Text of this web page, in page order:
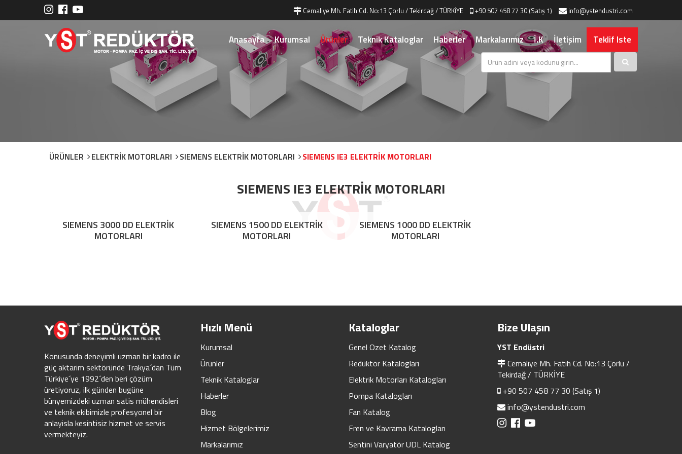
Cemaliye Mh. Fatih Cd. No:13 Çorlu / Tekirdağ / TÜRKİYE +90 507 458 77 30 (Satış 1) info@ystendustri.com
Anasayfa Kurumsal Ürünler Teknik Kataloglar Haberler Markalarımız İ.K İletişim Teklif Iste
ÜRÜNLER ELEKTRİK MOTORLARI SIEMENS ELEKTRİK MOTORLARI SIEMENS IE3 ELEKTRİK MOTORLARI
SIEMENS IE3 ELEKTRİK MOTORLARI
SIEMENS 3000 DD ELEKTRİK
MOTORLARI
SIEMENS 1500 DD ELEKTRİK
MOTORLARI
SIEMENS 1000 DD ELEKTRİK
MOTORLARI
Konusunda deneyimli uzman bir kadro ile
güç aktarim sektöründe Trakya´dan Tüm
Türkiye´ye 1992´den beri çözüm
üretiyoruz, ilk günden bugüne
bünyemizdeki uzman satis mühendisleri
ve teknik ekibimizle profesyonel bir
anlayisla kesintisiz hizmet ve servis
vermekteyiz.
Hızlı Menü
Kurumsal
Ürünler
Teknik Kataloglar
Haberler
Blog
Hizmet Bölgelerimiz
Markalarımız
Kataloglar
Genel Ozet Katalog
Redüktör Katalogları
Elektrik Motorları Katalogları
Pompa Katalogları
Fan Katalog
Fren ve Kavrama Katalogları
Sentini Varyatör UDL Katalog
Bize Ulaşın
YST Endüstri
Cemaliye Mh. Fatih Cd. No:13 Çorlu /
Tekirdağ / TÜRKİYE
+90 507 458 77 30 (Satış 1)
info@ystendustri.com